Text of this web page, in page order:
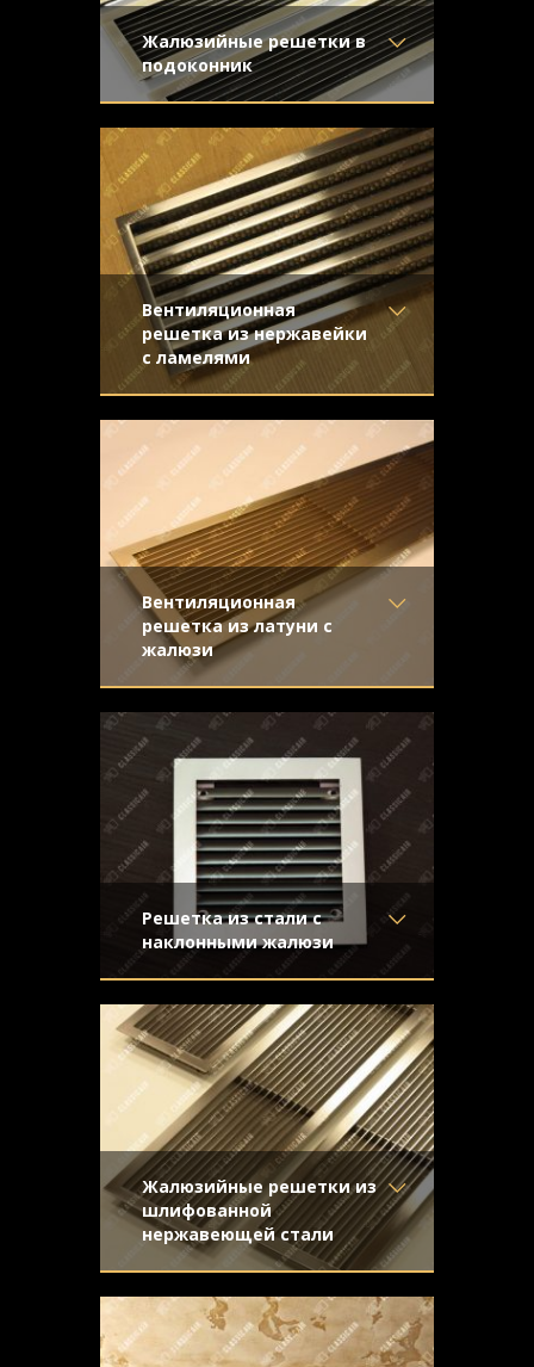
Жалюзийные решетки в
подоконник
Материал- Латунь
Отделка- Старение с
направленной риской
Узор
-
Конструкция- Жалюзи
длинные подоконники. Простые формы
жалюзийной конструкции подчеркивают
благородство натурального металла.
Вентиляционная
решетка из нержавейки
с ламелями
Материал- Нержавеющая
сталь
Отделка
- Шлифованная
нержавейка
Конструкция- Жалюзи
вентиляции, выполненная из
нержавеющей стали. Решётка имеет
Вентиляционная
решетка из латуни с
жалюзи
Материал- Латунь
Отделка- Шлифованная
латунь
Узор
-
Конструкция- Жалюзи
матовой шлифованной латуни с жалюзи
Решетка из стали с
наклонными жалюзи
Материал- Обычная сталь
Отделка- Покраска
Узор-
Конструкция- Жалюзи
серебристый металлик. Наклонные
жалюзи и скрытый крепеж
Жалюзийные решетки из
шлифованной
нержавеющей стали
Материал- Нержавеющая
сталь
Отделка- Шлифованная
нержавейка
стали для вентиляции. Отделка -
направленная шлифовка